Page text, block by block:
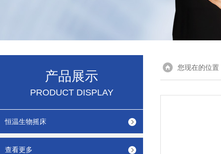
产品展示
PRODUCT DISPLAY
恒温生物摇床
查看更多
您现在的位置